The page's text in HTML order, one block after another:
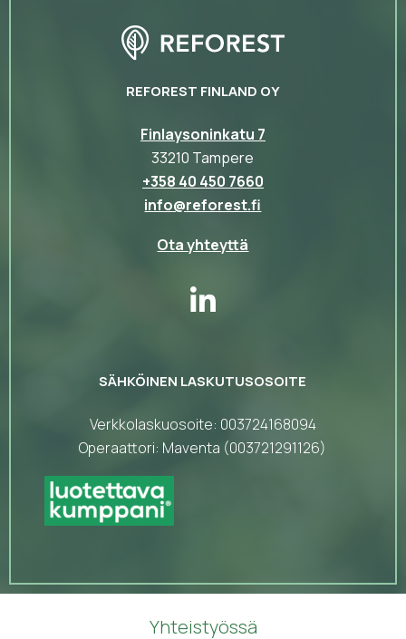
REFOREST FINLAND OY
Finlaysoninkatu 7
33210 Tampere
+358 40 450 7660
info@reforest.fi
Ota yhteyttä
SÄHKÖINEN LASKUTUSOSOITE
Verkkolaskuosoite: 003724168094
Operaattori: Maventa (003721291126)
Yhteistyössä